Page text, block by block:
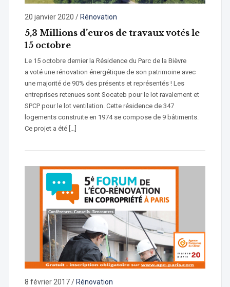
20 janvier 2020 /Rénovation
5,3 Millions d’euros de travaux votés le
15 octobre
Le 15 octobre dernier la Résidence du Parc de la Bièvre
a voté une rénovation énergétique de son patrimoine avec
une majorité de 90% des présents et représentés ! Les
entreprises retenues sont Socateb pour le lot ravalement et
SPCP pour le lot ventilation. Cette résidence de 347
logements construite en 1974 se compose de 9 bâtiments.
Ce projet a été […]
8 février 2017/ Rénovation